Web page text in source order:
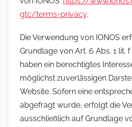
gtc/terms-privacy.
Die Verwendung von IONOS
Grundlage von Art. 6 Abs. 1 lit. f
haben ein berechtigtes
möglichst zuverlässigen
Website. Sofern eine
abgefragt wurde, erfolgt die
ausschließlich auf Grundlage